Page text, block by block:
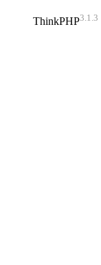
ThinkPHP3.1.3